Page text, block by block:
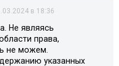
в 18:36
Не являясь
права,
не можем.
указанных